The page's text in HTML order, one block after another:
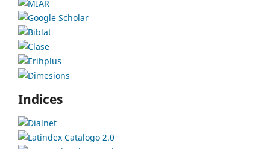
Indices